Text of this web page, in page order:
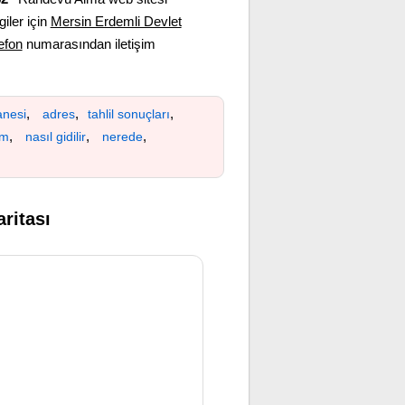
için Mersin Erdemli Devlet
numarasından iletişim
, adres, tahlil sonuçları,
, nasıl gidilir, nerede,